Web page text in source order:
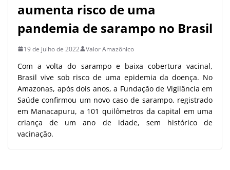
aumenta risco de uma
pandemia de sarampo no Brasil
19 de julho de 2022 Valor Amazônico
Com a volta do sarampo e baixa cobertura vacinal,
Brasil vive sob risco de uma epidemia da doença. No
Amazonas, após dois anos, a Fundação de Vigilância em
Saúde confirmou um novo caso de sarampo, registrado
em Manacapuru, a 101 quilômetros da capital em uma
criança de um ano de idade, sem histórico de
vacinação.